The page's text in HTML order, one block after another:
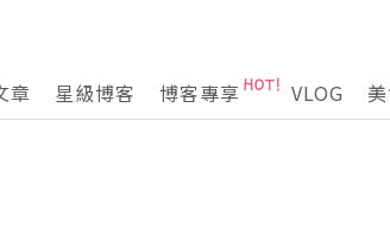
章 星級博客 博客專享 VLOG